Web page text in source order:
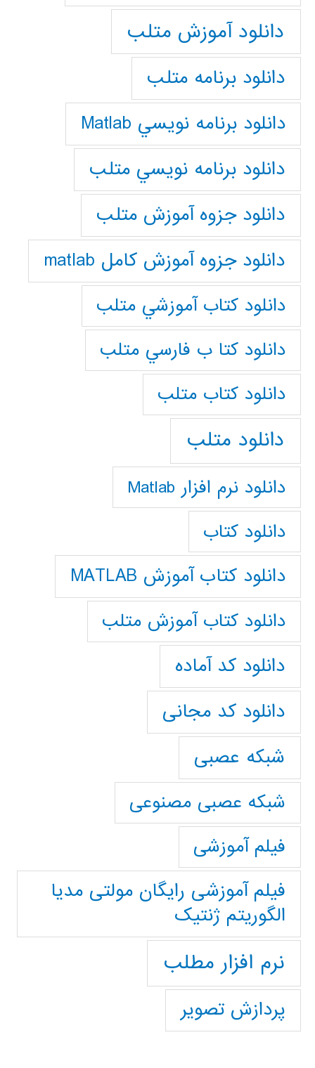
دانلود آموزش متلب
دانلود برنامه متلب
دانلود برنامه نويسي Matlab
دانلود برنامه نويسي متلب
دانلود جزوه آموزش متلب
دانلود جزوه آموزش کامل matlab
دانلود كتاب آموزشي متلب
دانلود كتا ب فارسي متلب
دانلود كتاب متلب
دانلود متلب
دانلود نرم افزار Matlab
دانلود کتاب
دانلود کتاب آموزش MATLAB
دانلود کتاب آموزش متلب
دانلود کد آماده
دانلود کد مجانی
شبکه عصبی
شبکه عصبی مصنوعی
فیلم آموزشی
فیلم آموزشی رایگان مولتی مدیا
الگوریتم ژنتیک
نرم افزار مطلب
پردازش تصویر